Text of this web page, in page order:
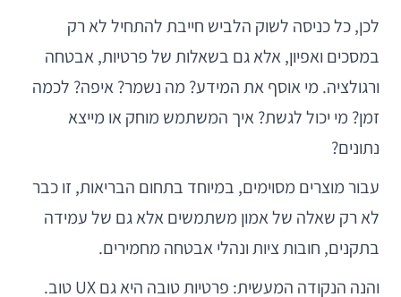
לכן, כל כניסה לשוק הלביש חייבת להתחיל לא רק
במסכים ואפיון, אלא גם בשאלות של פרטיות, אבטחה
ורגולציה. מי אוסף את המידע? מה נשמר? איפה? לכמה
זמן? מי יכול לגשת? איך המשתמש מוחק או מייצא
נתונים?
עבור מוצרים מסוימים, במיוחד בתחום הבריאות, זו כבר
לא רק שאלה של אמון משתמשים אלא גם של עמידה
בתקנים, חובות ציות ונהלי אבטחה מחמירים.
והנה הנקודה המעשית: פרטיות טובה היא גם UX טוב.